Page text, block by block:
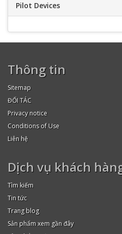
Pilot Devices
Thông tin
Sitemap
ĐỐI TÁC
Privacy notice
Conditions of Use
Liên hệ
Dịch vụ khách
Tìm kiếm
Tin tức
Trang blog
Sản phẩm xem gần đây